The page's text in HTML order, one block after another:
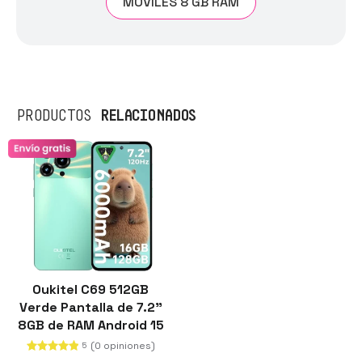
PRODUCTOS RELACIONADOS
Oukitel C69 512GB
Verde Pantalla de 7.2"
8GB de RAM Android 15
con Gemini AI
5 (0 opiniones)